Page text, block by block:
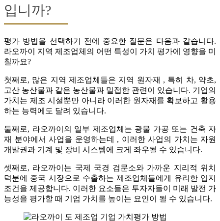
입니까?
평가 방법을 선택하기 전에 중요한 질문은 다음과 같습니다.
라오까이 지역 제조업체의 어떤 특성이 가치 평가에 영향을 미
칠까요?
첫째로, 많은 지역 제조업체들은 지역 원자재 , 특히 차, 약초,
고산 농산물과 같은 농산물과 밀접한 관련이 있습니다. 기업의
가치는 제조 시설뿐만 아니라 이러한 원자재를 확보하고 활용
하는 능력에도 달려 있습니다.
둘째로, 라오까이의 일부 제조업체는 광물 가공 또는 건축 자
재 분야에서 사업을 운영하는데 , 이러한 사업의 가치는 자원
개발권과 기계 및 장비 시스템에 크게 좌우될 수 있습니다.
셋째로, 라오까이는 국제 국경 검문소와 가까운 지리적 위치
덕분에 중국 시장으로 수출하는 제조업체들에게 유리한 입지
조건을 제공합니다. 이러한 요소들은 투자자들이 미래 발전 가
능성을 평가할 때 기업 가치를 높이는 요인이 될 수 있습니다.